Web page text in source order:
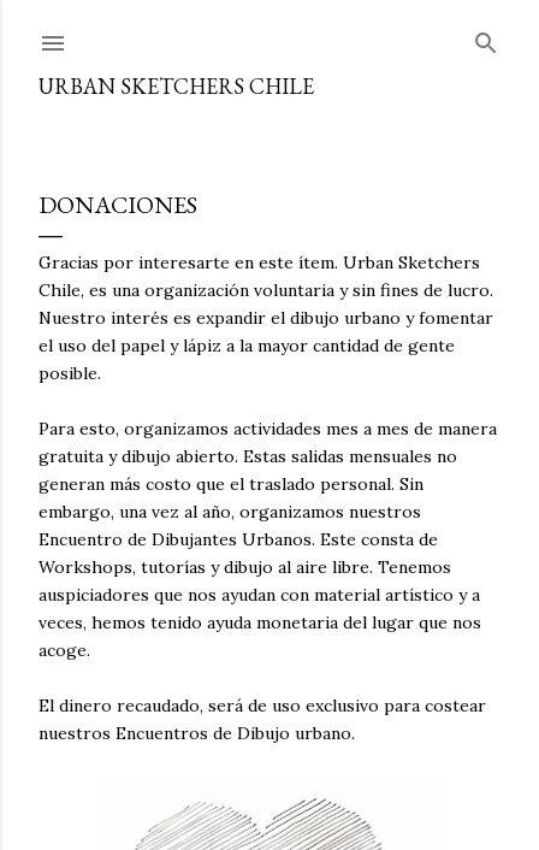
URBAN SKETCHERS CHILE
DONACIONES
Gracias por interesarte en este ítem. Urban Sketchers
Chile, es una organización voluntaria y sin fines de lucro.
Nuestro interés es expandir el dibujo urbano y fomentar
el uso del papel y lápiz a la mayor cantidad de gente
posible.
Para esto, organizamos actividades mes a mes de manera
gratuita y dibujo abierto. Estas salidas mensuales no
generan más costo que el traslado personal. Sin
embargo, una vez al año, organizamos nuestros
Encuentro de Dibujantes Urbanos. Este consta de
Workshops, tutorías y dibujo al aire libre. Tenemos
auspiciadores que nos ayudan con material artístico y a
veces, hemos tenido ayuda monetaria del lugar que nos
acoge.
El dinero recaudado, será de uso exclusivo para costear
nuestros Encuentros de Dibujo urbano.